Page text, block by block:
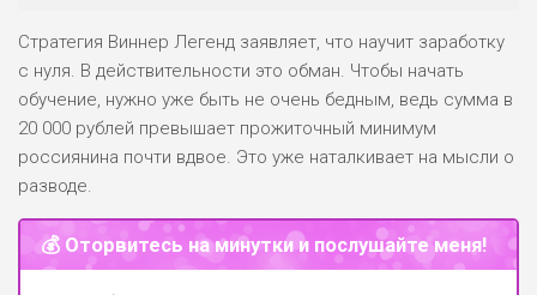
Стратегия Виннер Легенд заявляет, что научит заработку
с нуля. В действительности это обман. Чтобы начать
обучение, нужно уже быть не очень бедным, ведь сумма в
20 000 рублей превышает прожиточный минимум
россиянина почти вдвое. Это уже наталкивает на мысли о
разводе.
💰 Оторвитесь на минутки и послушайте меня!